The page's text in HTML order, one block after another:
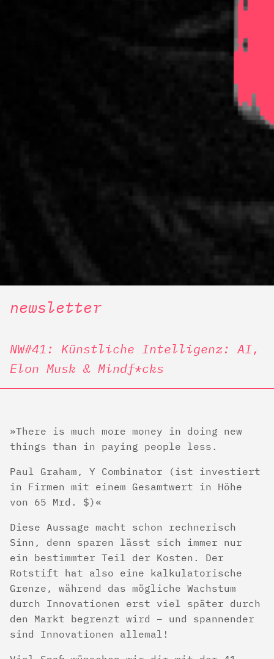
newsletter
NW#41: Künstliche Intelligenz: AI,
Elon Musk & Mindf*cks
There is much more money in doing new
things than in paying people less.
Paul Graham, Y Combinator (ist investiert
in Firmen mit einem Gesamtwert in Höhe
von 65 Mrd. $)
Diese Aussage macht schon rechnerisch
Sinn, denn sparen lässt sich immer nur
ein bestimmter Teil der Kosten. Der
Rotstift hat also eine kalkulatorische
Grenze, während das mögliche Wachstum
durch Innovationen erst viel später durch
den Markt begrenzt wird – und spannender
sind Innovationen allemal!